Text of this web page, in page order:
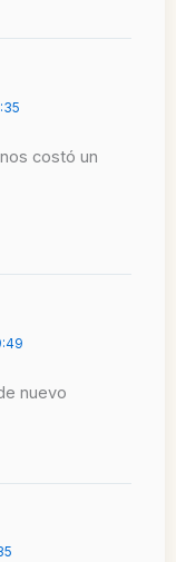
costó un
nuevo